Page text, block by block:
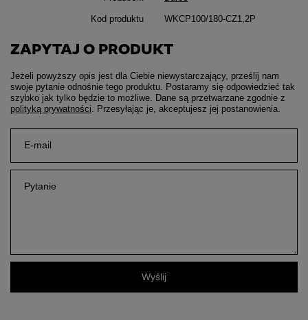
Kod produktu WKCP100/180-CZ1,2P
ZAPYTAJ O PRODUKT
Jeżeli powyższy opis jest dla Ciebie niewystarczający, prześlij nam
swoje pytanie odnośnie tego produktu. Postaramy się odpowiedzieć tak
szybko jak tylko będzie to możliwe. Dane są przetwarzane zgodnie z
polityką prywatności . Przesyłając je, akceptujesz jej postanowienia.
E-mail
Pytanie
Wyślij